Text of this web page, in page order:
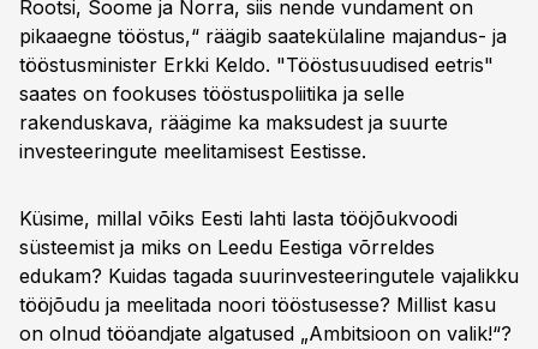
Rootsi, Soome ja Norra, siis nende vundament on
pikaaegne tööstus,“ räägib saatekülaline majandus- ja
tööstusminister Erkki Keldo. "Tööstusuudised eetris"
saates on fookuses tööstuspoliitika ja selle
rakenduskava, räägime ka maksudest ja suurte
investeeringute meelitamisest Eestisse.
Küsime, millal võiks Eesti lahti lasta tööjõukvoodi
süsteemist ja miks on Leedu Eestiga võrreldes
edukam? Kuidas tagada suurinvesteeringutele vajalikku
tööjõudu ja meelitada noori tööstusesse? Millist kasu
on olnud tööandjate algatused „Ambitsioon on valik!“?